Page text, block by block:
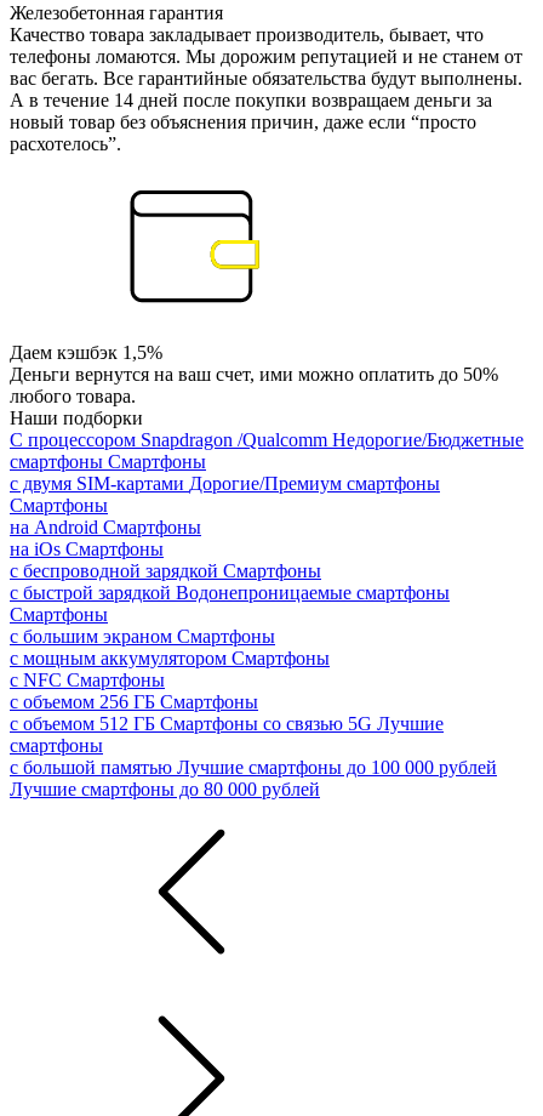
Железобетонная гарантия
Качество товара закладывает производитель, бывает, что
телефоны ломаются. Мы дорожим репутацией и не станем от
вас бегать. Все гарантийные обязательства будут выполнены.
А в течение 14 дней после покупки возвращаем деньги за
новый товар без объяснения причин, даже если “просто
расхотелось”.
Даем кэшбэк 1,5%
Деньги вернутся на ваш счет, ими можно оплатить до 50%
любого товара.
Наши подборки
С процессором Snapdragon /Qualcomm Недорогие/Бюджетные
смартфоны Смартфоны
с двумя SIM-картами Дорогие/Премиум смартфоны
Смартфоны
на Android Смартфоны
на iOs Смартфоны
с беспроводной зарядкой Смартфоны
с быстрой зарядкой Водонепроницаемые смартфоны
Смартфоны
с большим экраном Смартфоны
с мощным аккумулятором Смартфоны
с NFC Смартфоны
с объемом 256 ГБ Смартфоны
с объемом 512 ГБ Смартфоны со связью 5G Лучшие
смартфоны
с большой памятью Лучшие смартфоны до 100 000 рублей
Лучшие смартфоны до 80 000 рублей